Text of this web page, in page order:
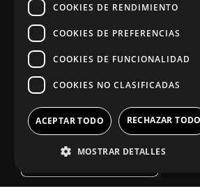
App Zine Hostelería
COOKIES DE RENDIMIENTO
COOKIES DE PREFERENCIAS
COOKIES DE FUNCIONALIDAD
COOKIES NO CLASIFICADAS
ACEPTAR TODO RECHAZAR TODO
MOSTRAR DETALLES